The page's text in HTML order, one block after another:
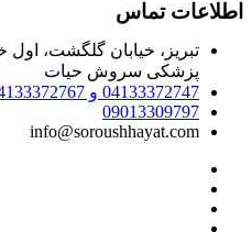
اطلاعات تماس
تبریز، خیابان گلگشت، اول
پزشکی سروش حیات
04133372747 و 04133372767
09013309797
info@soroushhayat.com